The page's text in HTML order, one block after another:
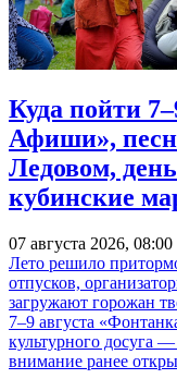
Куда пойти
Афиши»,
Ледовом,
кубинские
07 августа 2026, 08:00
Лето решило
отпусков,
загружают горожан
7–9 августа
культурного досуга
внимание ранее